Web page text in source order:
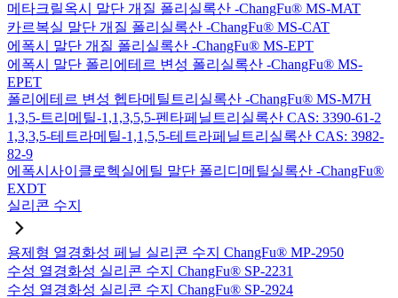
메타크릴옥시 말단 개질 폴리실록산 -ChangFu® MS-MAT
카르복실 말단 개질 폴리실록산 -ChangFu® MS-CAT
에폭시 말단 개질 폴리실록산 -ChangFu® MS-EPT
에폭시 말단 폴리에테르 변성 폴리실록산 -ChangFu® MS-
EPET
폴리에테르 변성 헵타메틸트리실록산 -ChangFu® MS-M7H
1,3,5-트리메틸-1,1,3,5,5-펜타페닐트리실록산 CAS: 3390-61-2
1,3,3,5-테트라메틸-1,1,5,5-테트라페닐트리실록산 CAS: 3982-
82-9
에폭시사이클로헥실에틸 말단 폴리디메틸실록산 -ChangFu®
EXDT
실리콘 수지
용제형 열경화성 페닐 실리콘 수지 ChangFu® MP-2950
수성 열경화성 실리콘 수지 ChangFu® SP-2231
수성 열경화성 실리콘 수지 ChangFu® SP-2924